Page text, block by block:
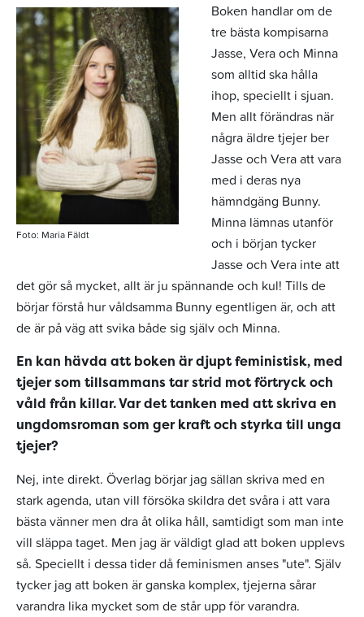
Foto: Maria Fäldt
Boken handlar om de
tre bästa kompisarna
Jasse, Vera och Minna
som alltid ska hålla
ihop, speciellt i sjuan.
Men allt förändras när
några äldre tjejer ber
Jasse och Vera att vara
med i deras nya
hämndgäng Bunny.
Minna lämnas utanför
och i början tycker
Jasse och Vera inte att
det gör så mycket, allt är ju spännande och kul! Tills de
börjar förstå hur våldsamma Bunny egentligen är, och att
de är på väg att svika både sig själv och Minna.
En kan hävda att boken är djupt feministisk, med
tjejer som tillsammans tar strid mot förtryck och
våld från killar. Var det tanken med att skriva en
ungdomsroman som ger kraft och styrka till unga
tjejer?
Nej, inte direkt. Överlag börjar jag sällan skriva med en
stark agenda, utan vill försöka skildra det svåra i att vara
bästa vänner men dra åt olika håll, samtidigt som man inte
vill släppa taget. Men jag är väldigt glad att boken upplevs
så. Speciellt i dessa tider då feminismen anses "ute". Själv
tycker jag att boken är ganska komplex, tjejerna sårar
varandra lika mycket som de står upp för varandra.